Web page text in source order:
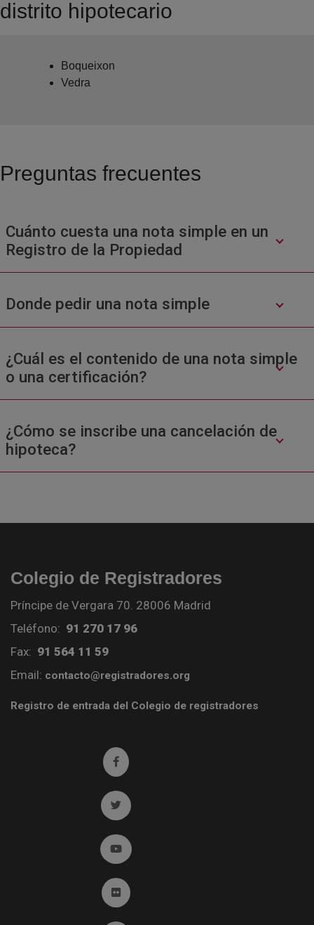
distrito hipotecario
Boqueixon
Vedra
Preguntas frecuentes
Cuánto cuesta una nota simple en un
Registro de la Propiedad
Donde pedir una nota simple
¿Cuál es el contenido de una nota simple
o una certificación?
¿Cómo se inscribe una cancelación de
hipoteca?
Colegio de Registradores
Príncipe de Vergara 70. 28006 Madrid
Teléfono: 91 270 17 96
Fax: 91 564 11 59
Email: contacto@registradores.org
Registro de entrada del Colegio de registradores
Ir a facebook (abre en ventana nueva)
Ir a twitter (abre en ventana nueva)
Ir a YouTube (abre en ventana nueva)
Ir a Flickr (abre en ventana nueva)